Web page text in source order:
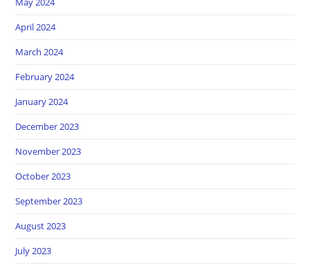
April 2024
March 2024
February 2024
January 2024
December 2023
November 2023
October 2023
September 2023
August 2023
July 2023